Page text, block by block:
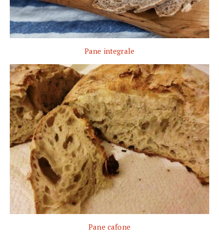
Pane integrale
Pane cafone